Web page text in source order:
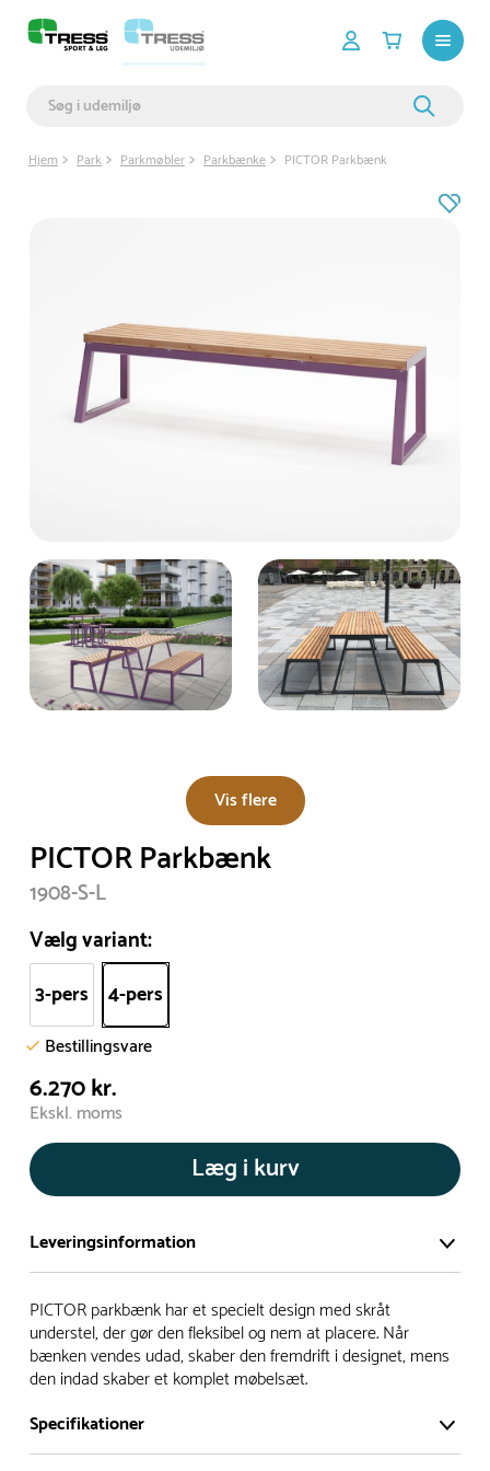
Hjem Park Parkmøbler Parkbænke PICTOR Parkbænk
Vis flere
PICTOR Parkbænk
1908-S-L
Vælg variant:
3-pers 4-pers
Bestillingsvare
6.270 kr.
Ekskl. moms
Læg i kurv
Leveringsinformation
Vi har et stort og effektivt lager på ca. 6.000 kvadratmeter
med mere end 5.000 forskellige produkter på hylderne til
omgående levering.
- Leveringstiden på lagervarer er i Danmark normalt 1-3
hverdage
PICTOR parkbænk har et specielt design med skråt
understel, der gør den fleksibel og nem at placere. Når
bænken vendes udad, skaber den fremdrift i designet, mens
den indad skaber et komplet møbelsæt.
Specifikationer